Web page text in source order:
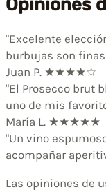
"Excelente
burbujas son
Juan P. ★★★★☆
"El Prosecco brut
uno de mis
María L. ★★★★★
"Un vino
acompañar
Las opiniones de